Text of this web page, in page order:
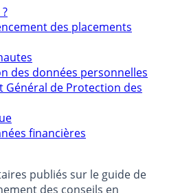
Conditions d’utilisation
des placements
des données personnelles
Général de Protection des